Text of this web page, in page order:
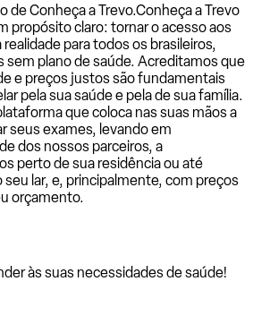
de Conheça a Trevo.Conheça a Trevo
propósito claro: tornar o acesso aos
para todos os brasileiros,
sem plano de saúde. Acreditamos que
e preços justos são fundamentais
pela sua saúde e pela de sua família.
que coloca nas suas mãos a
seus exames, levando em
dos nossos parceiros, a
perto de sua residência ou até
lar, e, principalmente, com preços
orçamento.
às suas necessidades de saúde!